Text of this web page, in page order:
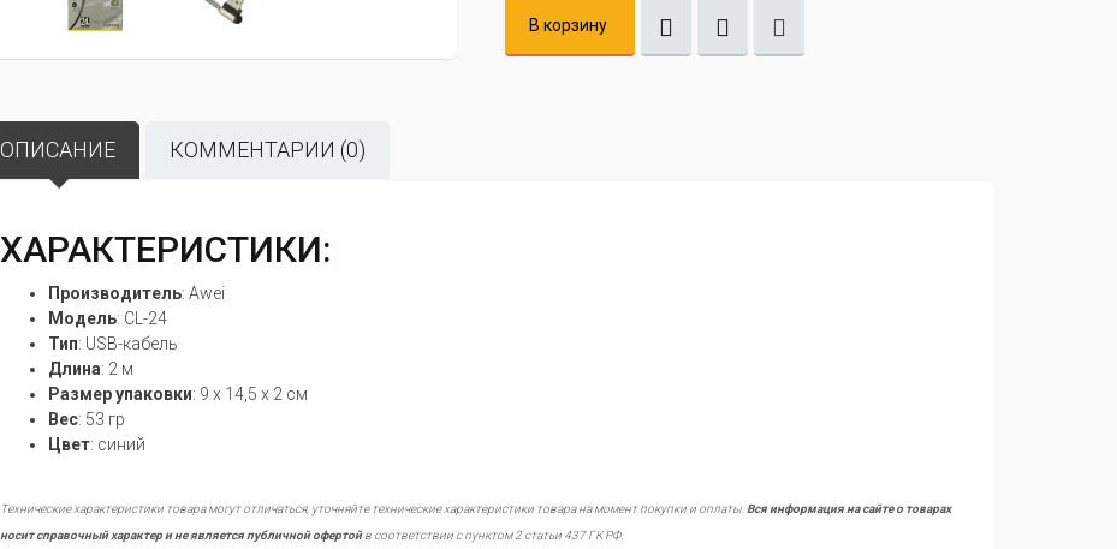
В корзину
ОПИСАНИЕ КОММЕНТАРИИ (0)
ХАРАКТЕРИСТИКИ:
Производитель: Awei
Модель: CL-24
Тип: USB-кабель
Длина: 2 м
Размер упаковки: 9 х 14,5 х 2 см
Вес: 53 гр
Цвет: синий
Технические характеристики товара могут отличаться, уточняйте технические характеристики товара на момент покупки и оплаты. Вся информация на сайте о товарах
носит справочный характер и не является публичной офертойв соответствии с пунктом 2 статьи 437 ГК РФ.